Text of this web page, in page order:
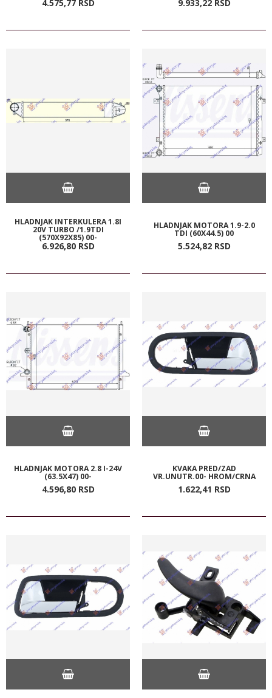
4.575,77 RSD 9.933,22 RSD
HLADNJAK INTERKULERA 1.8I
20V TURBO /1.9TDI
(570X92X85) 00-
6.926,80 RSD
HLADNJAK MOTORA 1.9-2.0
TDI (60X44.5) 00
5.524,82 RSD
HLADNJAK MOTORA 2.8 I-24V
(63.5X47) 00-
4.596,80 RSD
KVAKA PRED/ZAD
VR.UNUTR.00- HROM/CRNA
1.622,41 RSD